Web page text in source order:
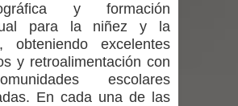
denuncias por viviendas sociales en
Talca
Jorge Guzmán rechaza
y formación
para la niñez y la
obteniendo excelentes
y retroalimentación con
escolares
En cada una de las